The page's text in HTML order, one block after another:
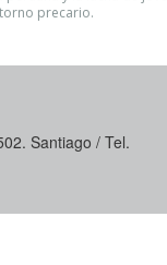
precario.
Santiago / Tel.